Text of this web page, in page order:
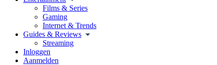
Films & Series
Gaming
Internet & Trends
Guides & Reviews
Streaming
Inloggen
Aanmelden